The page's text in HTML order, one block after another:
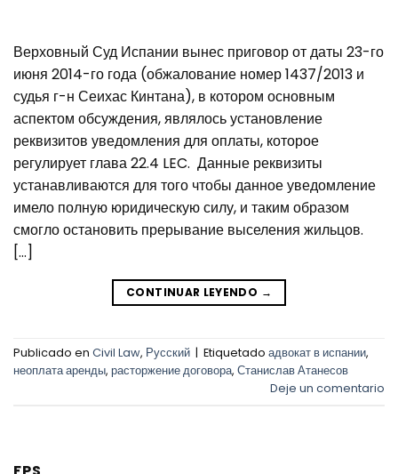
Верховный Суд Испании вынес приговор от даты 23-го
июня 2014-го года (обжалование номер 1437/2013 и
судья г-н Сеихас Кинтана), в котором основным
аспектом обсуждения, являлось установление
реквизитов уведомления для оплаты, которое
регулирует глава 22.4 LEC. Данные реквизиты
устанавливаются для того чтобы данное уведомление
имело полную юридическую силу, и таким образом
смогло остановить прерывание выселения жильцов.
[…]
CONTINUAR LEYENDO →
Publicado en Civil Law, Русский | Etiquetado адвокат в испании,
неоплата аренды, расторжение договора, Станислав Атанесов
Deje un comentario